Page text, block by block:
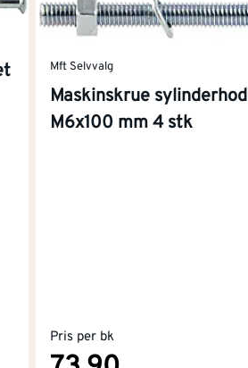
Mft Selvvalg
Maskinskrue
M6x100 mm 4 stk
Pris per bk